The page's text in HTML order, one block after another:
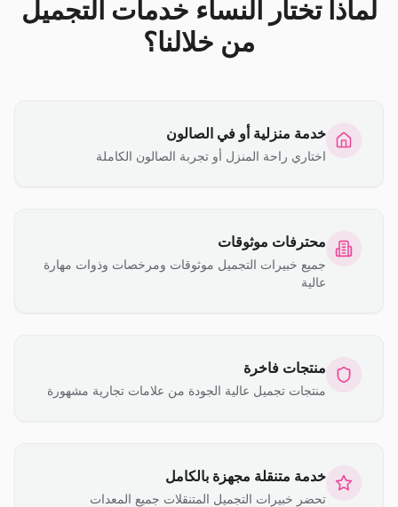
لماذا تختار النساء خدمات التجميل
من خلالنا؟
خدمة منزلية أو في الصالون
اختاري راحة المنزل أو تجربة الصالون الكاملة
محترفات موثوقات
جميع خبيرات التجميل موثوقات ومرخصات وذوات مهارة
عالية
منتجات فاخرة
منتجات تجميل عالية الجودة من علامات تجارية مشهورة
خدمة متنقلة مجهزة بالكامل
تحضر خبيرات التجميل المتنقلات جميع المعدات